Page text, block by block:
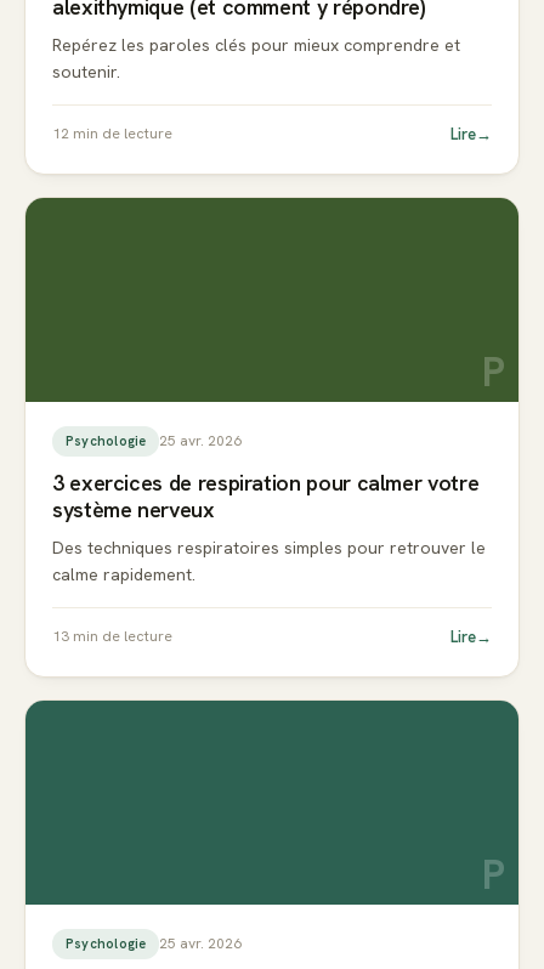
alexithymique (et comment y répondre)
Repérez les paroles clés pour mieux comprendre et
soutenir.
12 min de lecture Lire→
P
Psychologie 25 avr. 2026
3 exercices de respiration pour calmer votre
système nerveux
Des techniques respiratoires simples pour retrouver le
calme rapidement.
13 min de lecture Lire→
P
Psychologie 25 avr. 2026